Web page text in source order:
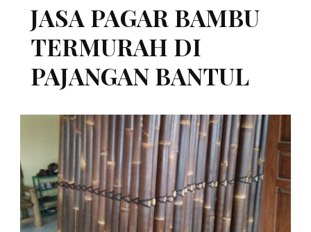
JASA PAGAR BAMBU
TERMURAH DI
PAJANGAN BANTUL